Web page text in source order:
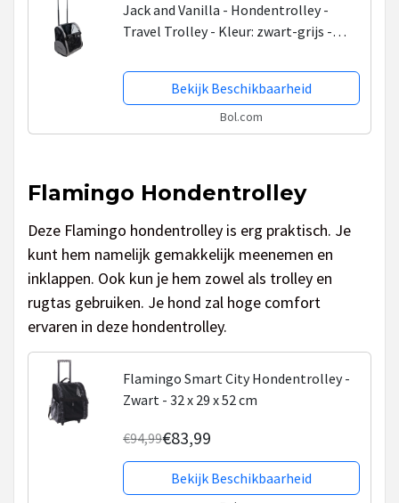
Jack and Vanilla - Hondentrolley -
Travel Trolley - Kleur: zwart-grijs -
Bekijk Beschikbaarheid
Bol.com
Flamingo Hondentrolley
Deze Flamingo hondentrolley is erg praktisch. Je
kunt hem namelijk gemakkelijk meenemen en
inklappen. Ook kun je hem zowel als trolley en
rugtas gebruiken. Je hond zal hoge comfort
ervaren in deze hondentrolley.
Flamingo Smart City Hondentrolley -
Zwart - 32 x 29 x 52 cm
€94,99€83,99
Bekijk Beschikbaarheid